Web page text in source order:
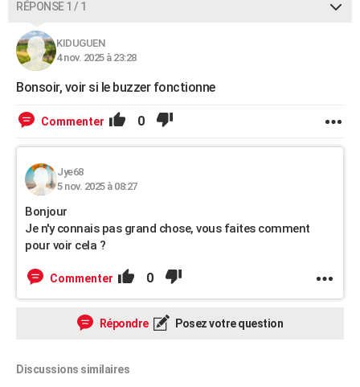
RÉPONSE 1 / 1
KIDUGUEN
4 nov. 2025 à 23:28
Bonsoir, voir si le buzzer fonctionne
Commenter 0
Jye68
5 nov. 2025 à 08:27
Bonjour
Je n'y connais pas grand chose, vous faites comment
pour voir cela ?
Commenter 0
Répondre Posez votre question
Discussions similaires